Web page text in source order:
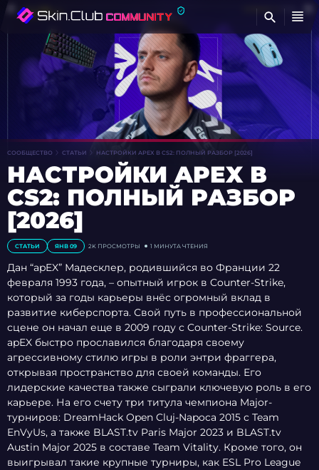
СООБЩЕСТВО СТАТЬИ НАСТРОЙКИ APEX В CS2: ПОЛНЫЙ РАЗБОР [2026]
НАСТРОЙКИ APEX В
CS2: ПОЛНЫЙ РАЗБОР
[2026]
СТАТЬИ ЯНВ 09 2K ПРОСМОТРЫ 1 МИНУТА ЧТЕНИЯ
Дан “apEX” Мадесклер, родившийся во Франции 22
февраля 1993 года, – опытный игрок в Counter-Strike,
который за годы карьеры внёс огромный вклад в
развитие киберспорта. Свой путь в профессиональной
сцене он начал еще в 2009 году с Counter-Strike: Source.
apEX быстро прославился благодаря своему
агрессивному стилю игры в роли энтри фраггера,
открывая пространство для своей команды. Его
лидерские качества также сыграли ключевую роль в его
карьере. На его счету три титула чемпиона Major-
турниров: DreamHack Open Cluj-Napoca 2015 с Team
EnVyUs, а также BLAST.tv Paris Major 2023 и BLAST.tv
Austin Major 2025 в составе Team Vitality. Кроме того, он
выигрывал такие крупные турниры, как ESL Pro League